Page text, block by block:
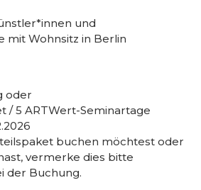
und
mit Wohnsitz in Berlin
oder
/ 5 ARTWert-Seminartage
buchen möchtest oder
vermerke dies bitte
der Buchung.